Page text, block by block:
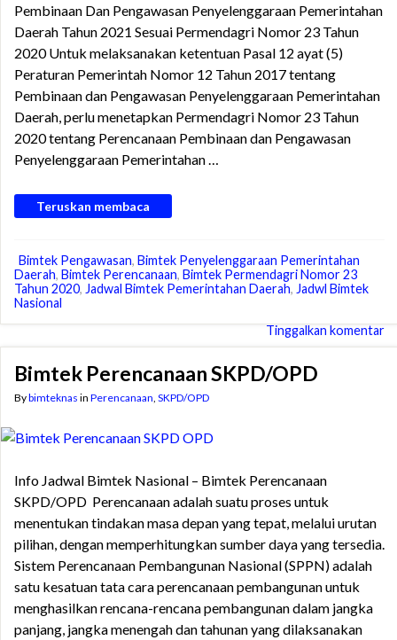
Pembinaan Dan Pengawasan Penyelenggaraan Pemerintahan
Daerah Tahun 2021 Sesuai Permendagri Nomor 23 Tahun
2020 Untuk melaksanakan ketentuan Pasal 12 ayat (5)
Peraturan Pemerintah Nomor 12 Tahun 2017 tentang
Pembinaan dan Pengawasan Penyelenggaraan Pemerintahan
Daerah, perlu menetapkan Permendagri Nomor 23 Tahun
2020 tentang Perencanaan Pembinaan dan Pengawasan
Penyelenggaraan Pemerintahan …
Teruskan membaca
Bimtek Pengawasan, Bimtek Penyelenggaraan Pemerintahan
Daerah, Bimtek Perencanaan, Bimtek Permendagri Nomor 23
Tahun 2020, Jadwal Bimtek Pemerintahan Daerah, Jadwl Bimtek
Nasional
Tinggalkan komentar
Bimtek Perencanaan SKPD/OPD
Bybimteknas in Perencanaan SKPD/OPD
Info Jadwal Bimtek Nasional – Bimtek Perencanaan
SKPD/OPD Perencanaan adalah suatu proses untuk
menentukan tindakan masa depan yang tepat, melalui urutan
pilihan, dengan memperhitungkan sumber daya yang tersedia.
Sistem Perencanaan Pembangunan Nasional (SPPN) adalah
satu kesatuan tata cara perencanaan pembangunan untuk
menghasilkan rencana-rencana pembangunan dalam jangka
panjang, jangka menengah dan tahunan yang dilaksanakan